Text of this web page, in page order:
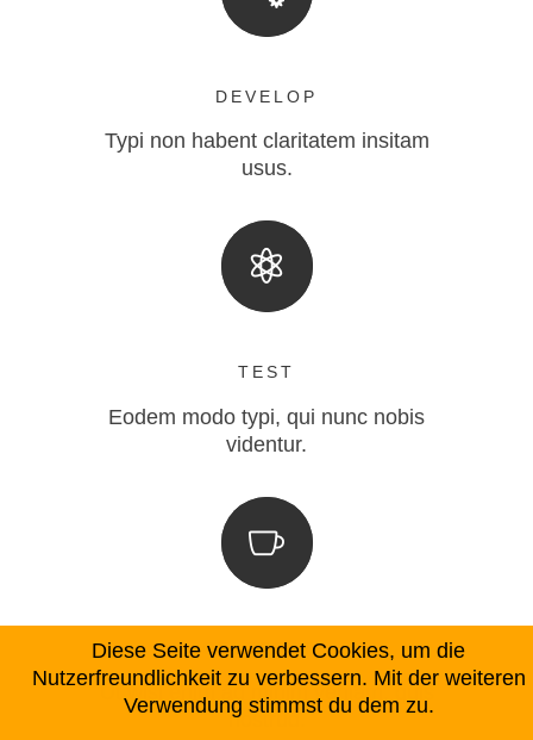
DEVELOP
Typi non habent claritatem insitam
usus.
TEST
Eodem modo typi, qui nunc nobis
videntur.
CELEBRATE
Ut wisi enim ad minim veniam, quis
nostrud.
Diese Seite verwendet Cookies, um die
Nutzerfreundlichkeit zu verbessern. Mit der weiteren
Verwendung stimmst du dem zu.